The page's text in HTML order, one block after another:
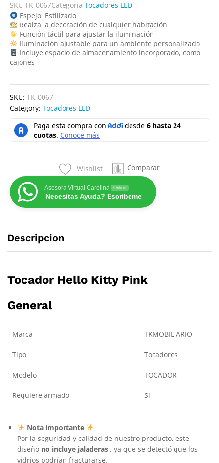
SKU TK-0067Categoria Tocadores LED
Espejo Estilizado
Realza la decoración de cualquier habitación
Función táctil para ajustar la iluminación
Iluminación ajustable para un ambiente personalizado
Incluye espacio de almacenamiento incorporado, como
cajones
SKU: TK-0067
Category: Tocadores LED
Wishlist Comparar
Asesora Virtual Carolina Online
Necesitas Ayuda? Escribeme
Descripcion
Tocador Hello Kitty Pink
General
Marca TKMOBILIARIO
Tipo Tocadores
Modelo TOCADOR
Requiere armado Si
Nota importante
Por la seguridad y calidad de nuestro producto, este
diseño no incluye jaladeras , ya que se detectó que los
vidrios podrían fracturarse.